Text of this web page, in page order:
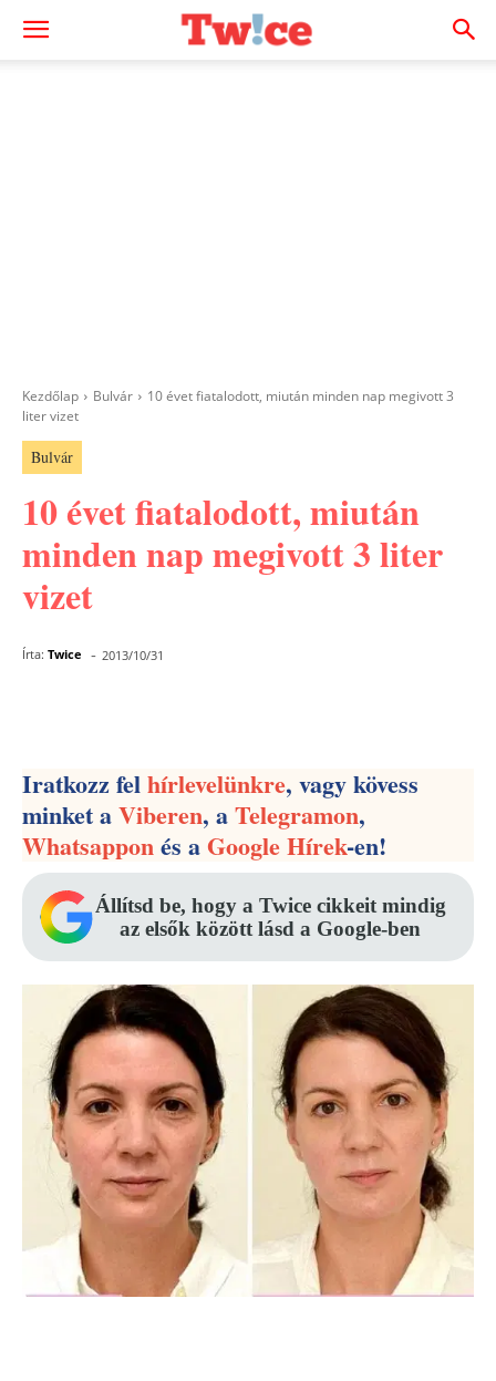
Kezdőlap Bulvár
10 évet fiatalodott, miután minden nap megivott 3
liter vizet
Bulvár
10 évet fiatalodott, miután
minden nap megivott 3 liter
vizet
Írta: Twice - 2013/10/31
Iratkozz felhírlevelünkre, vagy kövess
minket aViberen, aTelegramon,
Whatsapponés aGoogle Hírek-en!
Állítsd be, hogy a Twice cikkeit mindig
az elsők között lásd a Google-ben